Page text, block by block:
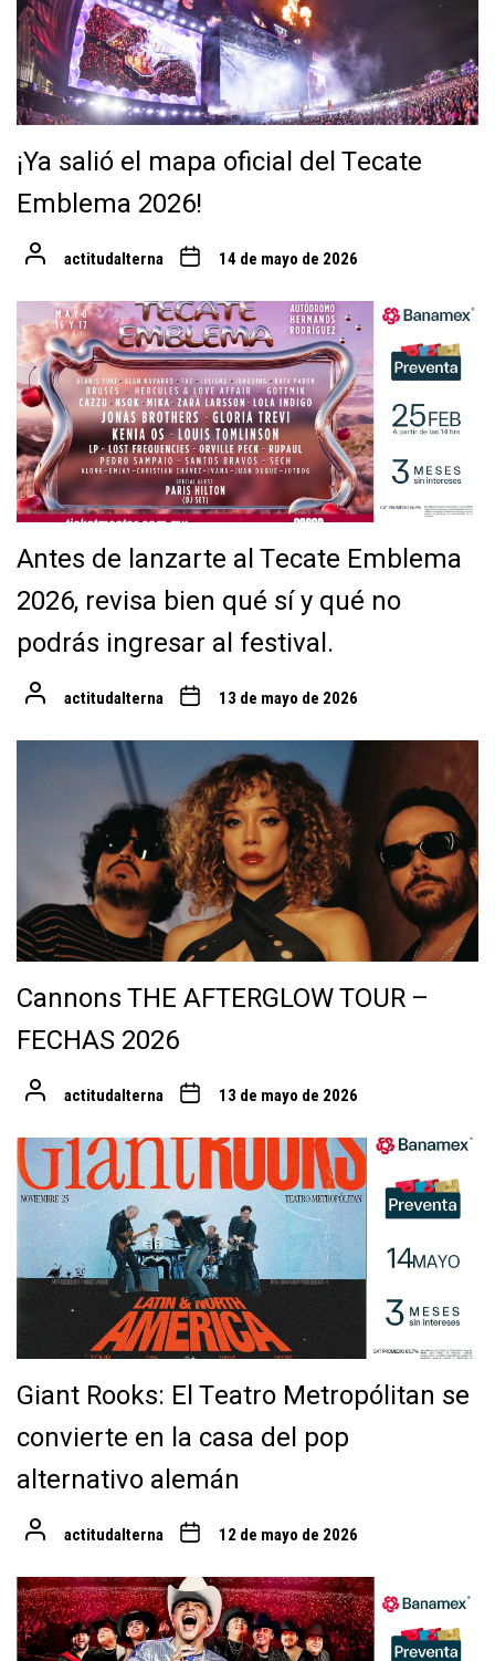
¡Ya salió el mapa oficial del Tecate
Emblema 2026!
actitudalterna 14 de mayo de 2026
Antes de lanzarte al Tecate Emblema
2026, revisa bien qué sí y qué no
podrás ingresar al festival.
actitudalterna 13 de mayo de 2026
Cannons THE AFTERGLOW TOUR –
FECHAS 2026
actitudalterna 13 de mayo de 2026
Giant Rooks: El Teatro Metropólitan se
convierte en la casa del pop
alternativo alemán
actitudalterna 12 de mayo de 2026